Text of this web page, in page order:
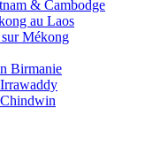
& Cambodge
au Laos
Mékong
Birmanie